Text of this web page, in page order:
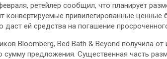
ретейлер сообщил, что планирует
конвертируемые привилегированные ценные
даст ей средства на погашение
Bloomberg, Bed Bath & Beyond получила от
предложения. Существенная часть